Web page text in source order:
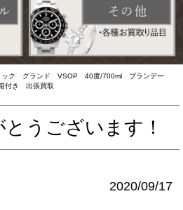
ック グランド VSOP 40度/700ml ブランデー
付き 出張買取
うございます！
2020/09/17